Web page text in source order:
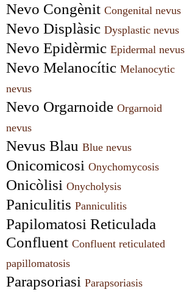
Nevo Congènit Congenital nevus
Nevo Displàsic Dysplastic nevus
Nevo Epidèrmic Epidermal nevus
Nevo Melanocític Melanocytic
nevus
Nevo Orgarnoide Orgarnoid
nevus
Nevus Blau Blue nevus
Onicomicosi Onychomycosis
Onicòlisi Onycholysis
Paniculitis Panniculitis
Papilomatosi Reticulada
Confluent Confluent reticulated
papillomatosis
Parapsoriasi Parapsoriasis